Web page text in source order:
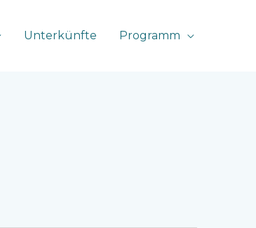
Unterkünfte Programm